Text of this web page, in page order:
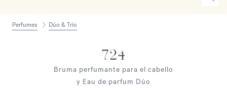
Perfumes Dúo & Trío
724
Bruma perfumante para el cabello
y Eau de parfum Dúo